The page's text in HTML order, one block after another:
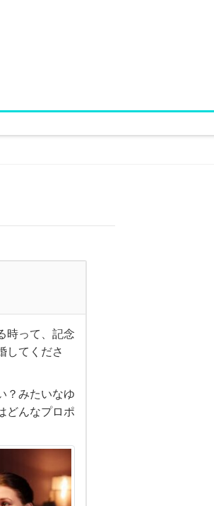
時って、記念
してくださ
？みたいなゆ
どんなプロポ